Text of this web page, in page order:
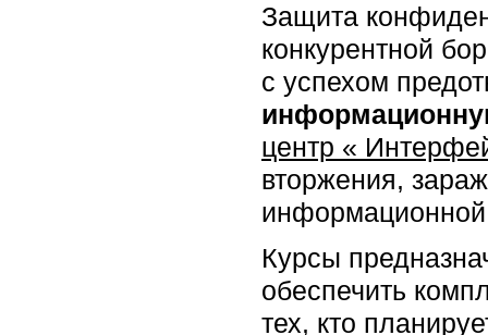
Защита
конкурентной
с успехом
центр «
вторжения,
информационной
Курсы
обеспечить
тех, кто